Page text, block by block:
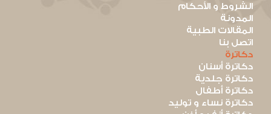
الشروط و الأحكام
المدونة
المقالات الطبية
اتصل بنا
دكاترة
دكاترة أسنان
دكاترة جلدية
دكاترة أطفال
دكاترة نساء و توليد